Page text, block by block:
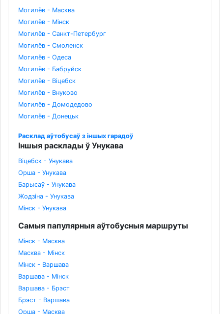
Могилёв - Масква
Могилёв - Мінск
Могилёв - Санкт-Петербург
Могилёв - Смоленск
Могилёв - Одеса
Могилёв - Бабруйск
Могилёв - Віцебск
Могилёв - Внуково
Могилёв - Домодедово
Могилёв - Донецьк
Расклад аўтобусаў з іншых гарадоў
Іншыя расклады ў Унукава
Віцебск - Унукава
Орша - Унукава
Барысаў - Унукава
Жодзіна - Унукава
Мінск - Унукава
Самыя папулярныя аўтобусныя маршруты
Мінск - Масква
Масква - Мінск
Мінск - Варшава
Варшава - Мінск
Варшава - Брэст
Брэст - Варшава
Орша - Масква